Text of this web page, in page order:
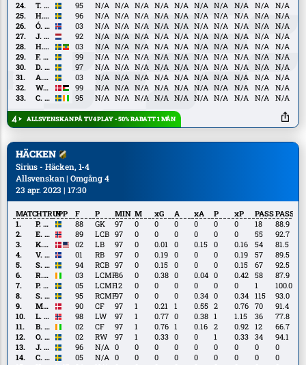
Mitov
Nilsson
T.
Carlsson
T. Carlsson 95 N/A N/A N/A N/A N/A N/A N/A N/A N/A
N/A
H.
Castegren
H. Castegren 96 N/A N/A N/A N/A N/A N/A N/A N/A N/A
N/A
Ó.
Ómarsson
Ó. Ómarsson 03 N/A N/A N/A N/A N/A N/A N/A N/A N/A
N/A
J.
de
Kamps
J. de Kamps 92 N/A N/A N/A N/A N/A N/A N/A N/A N/A
N/A
H.
Ibrahim
H. Ibrahim 03 N/A N/A N/A N/A N/A N/A N/A N/A N/A
N/A
F.
Olsson
F. Olsson 99 N/A N/A N/A N/A N/A N/A N/A N/A N/A
N/A
D.
Stensson
D. Stensson 97 N/A N/A N/A N/A N/A N/A N/A N/A N/A
N/A
A.
Wikman
A. Wikman 03 N/A N/A N/A N/A N/A N/A N/A N/A N/A
N/A
W.
Ali
W. Ali 99 N/A N/A N/A N/A N/A N/A N/A N/A N/A
N/A
C. C. Kouakou 95 N/A N/A N/A N/A N/A N/A N/A N/A N/A N/A
ALLSVENSKAN PÅ TV4 PLAY - 50% RABATT 1 MÅN
HÄCKEN
Sirius - Häcken, 1-4
Allsvenskan | Omgång 4
23 apr. 2023 | 17:30
MATCHTRUPP
N F P MIN M xG A xA P xP PASSPASS%
P.
Abrahamsson
P. Abrahamsson 88 GK 97 0 0 0 0 0 0 18
88.9
E.
Hovland
E. Hovland 89 LCB 97 0 0 0 0 0 0 55
92.7
K.
Lund
K. Lund 02 LB 97 0 0.01 0 0.15 0 0.16 54
81.5
V.
Lunddal
Fridriksson
V. Lunddal Fridriksson 01 RB 97 0 0.19 0 0 0 0.19 57
89.5
S.
Sandberg
S. Sandberg 94 RCB 97 0 0.15 0 0 0 0.15 67
92.5
R.
Amane
R. Amane 03 LCMF86 0 0.38 0 0.04 0 0.42 58
87.9
P.
Dahbo
P. Dahbo 05 LCMF12 0 0 0 0 0 0 1
100.0
S.
Gustafson
S. Gustafson 95 RCMF97 0 0 0 0.34 0 0.34 115
93.0
M.
Rygaard
M. Rygaard 90 CF 97 1 0.21 1 0.55 2 0.76 70
91.4
L.
Olden
Larsen
L. Olden Larsen 98 LW 97 1 0.77 0 0.38 1 1.15 36
77.8
B.
Traoré
B. Traoré 02 CF 97 1 0.76 1 0.16 2 0.92 12
66.7
O.
Uddenäs
O. Uddenäs 02 RW 97 1 0.33 0 0 1 0.33 34
94.1
J.
Brattberg
J. Brattberg 96 N/A 0 0 0 0 0 0 0 0
0
C. C. Axede 05 N/A 0 0 0 0 0 0 0 0
0